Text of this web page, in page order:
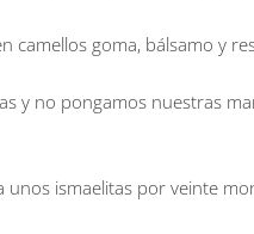
goma, bálsamo y
y no pongamos nuestras
ismaelitas por veinte